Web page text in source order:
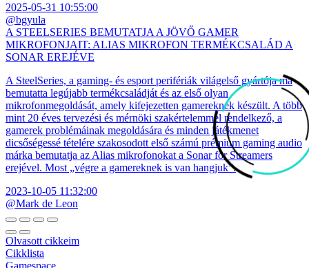
2025-05-31 10:55:00
@bgyula
A STEELSERIES BEMUTATJA A JÖVŐ GAMER
MIKROFONJAIT: ALIAS MIKROFON TERMÉKCSALÁD A
SONAR EREJÉVE
A SteelSeries, a gaming- és esport perifériák világelső gyártója ma
bemutatta legújabb termékcsaládját és az első olyan
mikrofonmegoldását, amely kifejezetten gamereknek készült. A több
mint 20 éves tervezési és mérnöki szakértelemmel rendelkező, a
gamerek problémáinak megoldására és minden játékmenet
dicsőségessé tételére szakosodott első számú prémium gaming audio
márka bemutatja az Alias mikrofonokat a Sonar for Streamers
erejével. Most „végre a gamereknek is van hangjuk”.
2023-10-05 11:32:00
@Mark de Leon
Olvasott cikkeim
Cikklista
Gamespace